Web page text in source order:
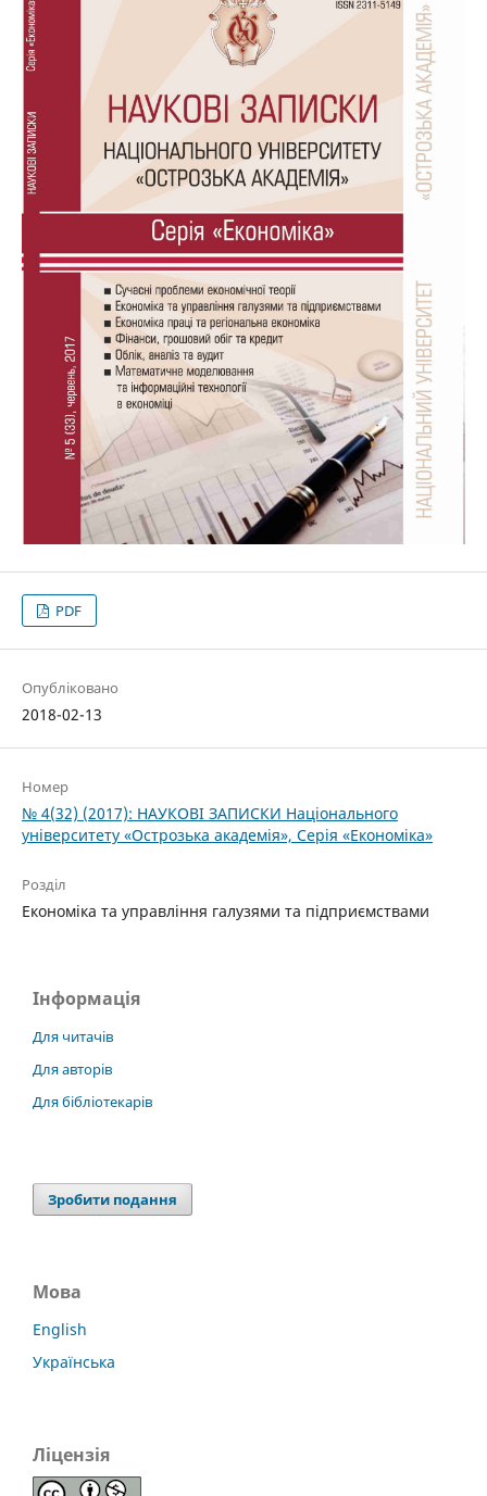
PDF
Опубліковано
2018-02-13
Номер
№ 4(32) (2017): НАУКОВІ ЗАПИСКИ Національного
університету «Острозька акаде­мія», Серія «Економіка»
Розділ
Економіка та управління галузями та підприємствами
Інформація
Для читачів
Для авторів
Для бібліотекарів
Зробити подання
Мова
English
Українська
Ліцензія